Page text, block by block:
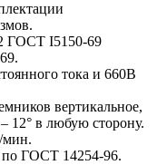
ГОСТ I5150-69
тока и 660В
вертикальное,
12° в любую сторону.
мин.
по ГОСТ 14254-96.